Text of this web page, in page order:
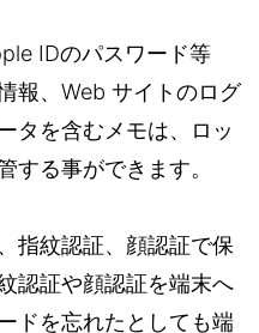
IDのパスワード等
報、Web サイトのログ
タを含むメモは、ロッ
する事ができます。
指紋認証、顔認証で保
認証や顔認証を端末へ
ドを忘れたとしても端